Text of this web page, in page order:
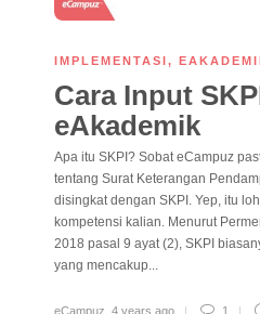
IMPLEMENTASI,
Cara Input
eAkademik
Apa itu SKPI? Sobat eCampuz
tentang Surat Keterangan
disingkat dengan SKPI. Yep, itu
kompetensi kalian. Menurut
2018 pasal 9 ayat (2), SKPI
yang mencakup...
eCampuz 4 years ago 1